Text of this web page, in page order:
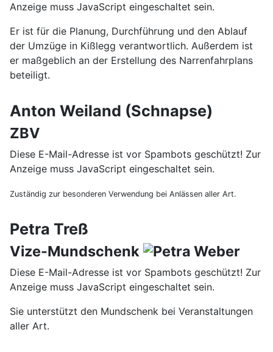
Anzeige muss JavaScript eingeschaltet sein.
Er ist für die Planung, Durchführung und den Ablauf
der Umzüge in Kißlegg verantwortlich. Außerdem ist
er maßgeblich an der Erstellung des Narrenfahrplans
beteiligt.
Anton Weiland (Schnapse)
ZBV
Diese E-Mail-Adresse ist vor Spambots geschützt! Zur
Anzeige muss JavaScript eingeschaltet sein.
Zuständig zur besonderen Verwendung bei Anlässen aller Art.
Petra Treß
Vize-Mundschenk
Diese E-Mail-Adresse ist vor Spambots geschützt! Zur
Anzeige muss JavaScript eingeschaltet sein.
Sie unterstützt den Mundschenk bei Veranstaltungen
aller Art.